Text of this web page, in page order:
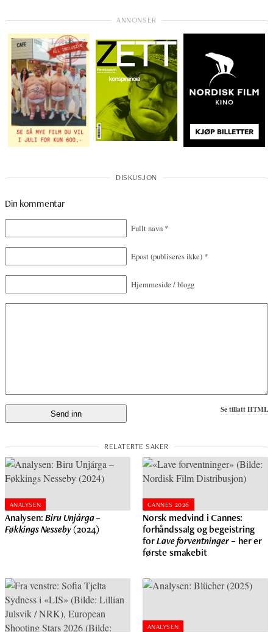
Din kommentar
Fullt navn *
Epost(publiseres ikke) *
Hjemmeside / blogg
Se tillatt HTML
ANALYSEN
Analysen: Biru Unjárga –
Føkkings Nesseby(2024)
CANNES 2026
Norsk medvind i Cannes:
forhåndssalg og begeistring
forLave forventninger– her er
første smakebit
ANALYSEN